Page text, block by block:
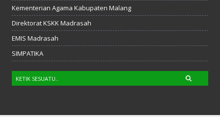
Kementerian Agama Kabupaten Malang
Direktorat KSKK Madrasah
EMIS Madrasah
SIMPATIKA